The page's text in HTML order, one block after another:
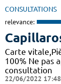
CONSULTATIONS
relevance:
Carte
100% Ne pas
consultation
22/06/2022 17:48